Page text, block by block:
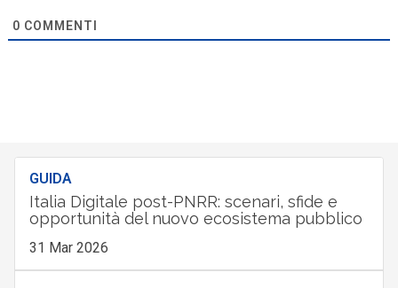
0 COMMENTI
GUIDA
Italia Digitale post-PNRR: scenari, sfide e
opportunità del nuovo ecosistema pubblico
31 Mar 2026